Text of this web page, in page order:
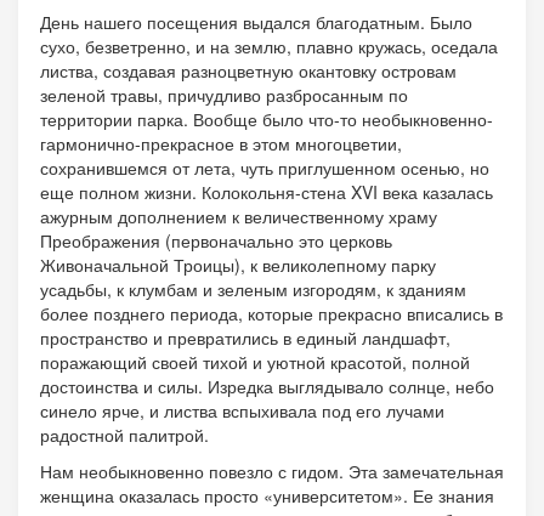
День нашего посещения выдался благодатным. Было
сухо, безветренно, и на землю, плавно кружась, оседала
листва, создавая разноцветную окантовку островам
зеленой травы, причудливо разбросанным по
территории парка. Вообще было что-то необыкновенно-
гармонично-прекрасное в этом многоцветии,
сохранившемся от лета, чуть приглушенном осенью, но
еще полном жизни. Колокольня-стена XVI века казалась
ажурным дополнением к величественному храму
Преображения (первоначально это церковь
Живоначальной Троицы), к великолепному парку
усадьбы, к клумбам и зеленым изгородям, к зданиям
более позднего периода, которые прекрасно вписались в
пространство и превратились в единый ландшафт,
поражающий своей тихой и уютной красотой, полной
достоинства и силы. Изредка выглядывало солнце, небо
синело ярче, и листва вспыхивала под его лучами
радостной палитрой.
Нам необыкновенно повезло с гидом. Эта замечательная
женщина оказалась просто «университетом». Ее знания